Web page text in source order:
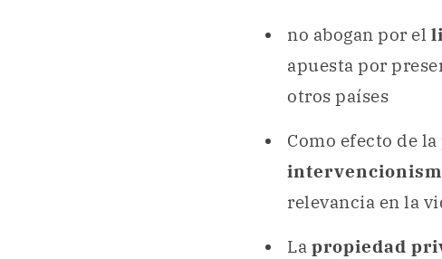
no abogan por el
apuesta por
otros países
Como efecto de
relevancia en la
La propiedad